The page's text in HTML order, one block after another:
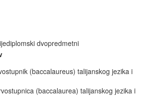
dvopredmetni
(baccalaureus) talijanskog jezika i
(baccalaurea) talijanskog jezika i